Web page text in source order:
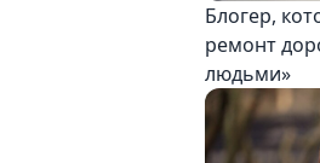
Блогер,
ремонт
людьми»